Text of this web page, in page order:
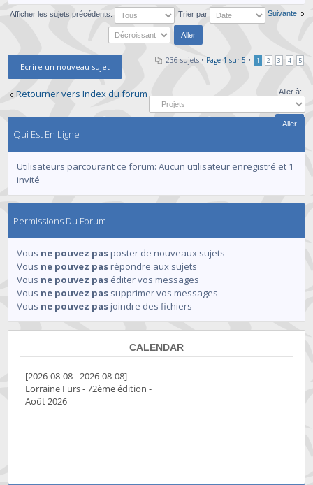
Suivante
Afficher les sujets précédents: Trier par
Ecrire un nouveau sujet
236 sujets • Page 1 sur 5 • 1 2 3 4 5
Retourner vers Index du forum Aller à:
Qui Est En Ligne
Utilisateurs parcourant ce forum: Aucun utilisateur enregistré et 1
invité
Permissions Du Forum
Vous ne pouvez pasposter de nouveaux sujets
Vous ne pouvez pasrépondre aux sujets
Vous ne pouvez pas éditer vos messages
Vous ne pouvez pas supprimer vos messages
Vous ne pouvez pasjoindre des fichiers
CALENDAR